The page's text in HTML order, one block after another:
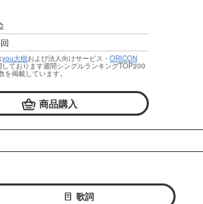
回
you大樹および法人向けサービス・ ORICON
しております週間シングルランキングTOP200
掲載しています。
商品購入
歌詞